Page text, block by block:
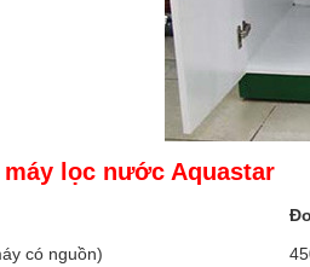
lọc nước Aquastar
có nguồn)